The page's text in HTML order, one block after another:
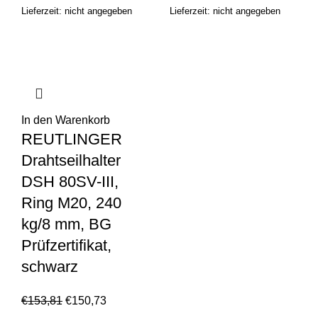
Lieferzeit: nicht angegeben Lieferzeit: nicht angegeben
In den Warenkorb
REUTLINGER
Drahtseilhalter
DSH 80SV-III,
Ring M20, 240
kg/8 mm, BG
Prüfzertifikat,
schwarz
€153,81 €150,73